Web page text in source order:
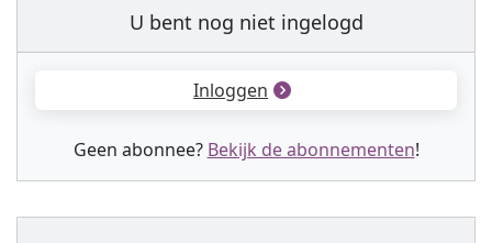
U bent nog niet ingelogd
Inloggen
Geen abonnee? Bekijk de abonnementen!